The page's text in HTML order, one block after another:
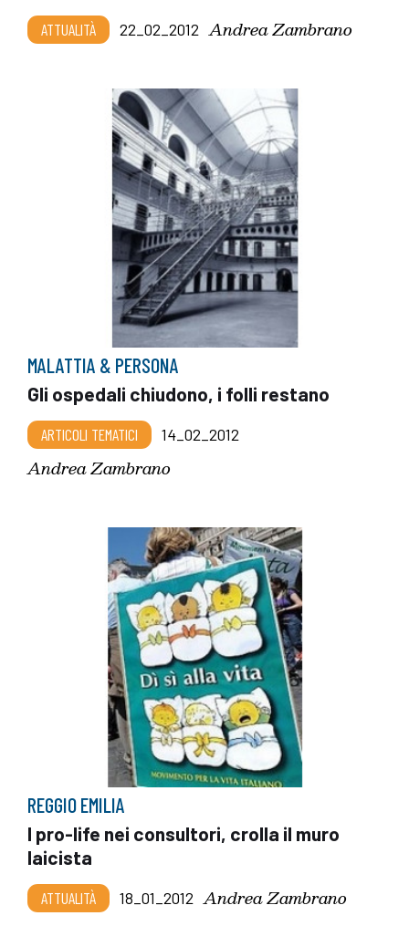
ATTUALITÀ 22_02_2012 Andrea Zambrano
MALATTIA & PERSONA
Gli ospedali chiudono, i folli restano
ARTICOLI TEMATICI 14_02_2012
Andrea Zambrano
REGGIO EMILIA
I pro-life nei consultori, crolla il muro
laicista
ATTUALITÀ 18_01_2012 Andrea Zambrano